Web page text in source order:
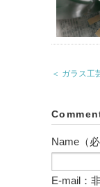
＜ ガラス工
Name（必
E-mail：